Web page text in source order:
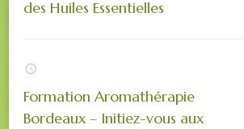
des Huiles Essentielles
Formation Aromathérapie
Bordeaux – Initiez-vous aux